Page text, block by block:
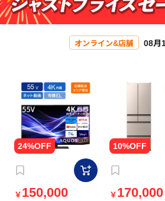
オンライン&店舗 08月
￥ 150,000 ￥ 170,000